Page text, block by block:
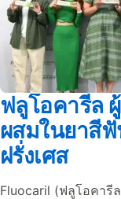
ฟลูโอคารีล
ผสมในยาสี
ฝรั่งเศส
Fluocaril (ฟลูโอคารี